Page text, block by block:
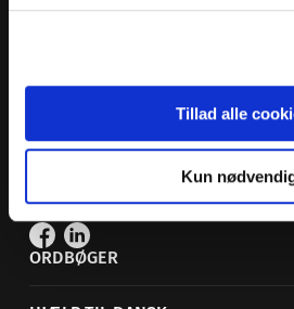
Tillad alle
Kun
33 74 74 00 ·
Se ogsåAfdeling for Dansk Tegnsprog
ORDBØGER